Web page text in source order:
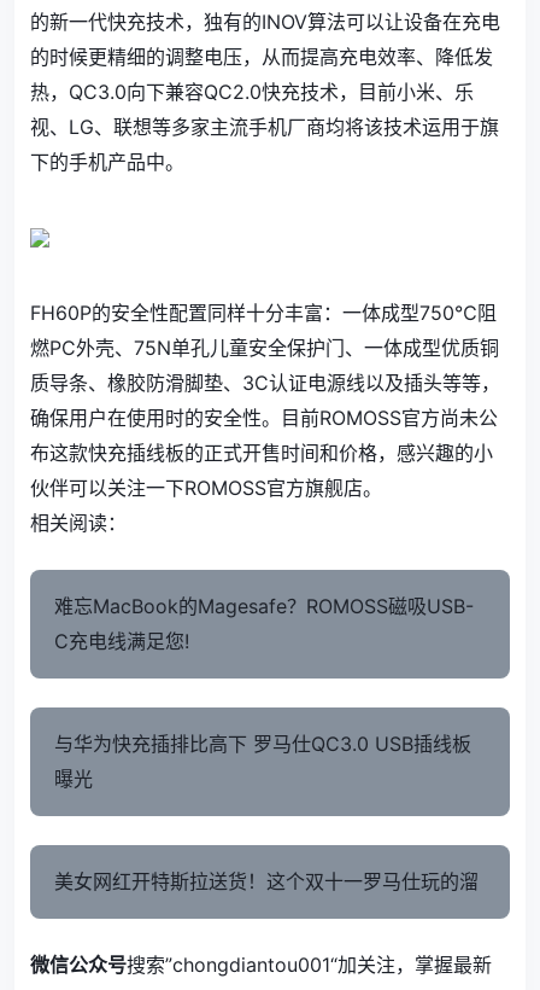
的新一代快充技术，独有的INOV算法可以让设备在充电
的时候更精细的调整电压，从而提高充电效率、降低发
热，QC3.0向下兼容QC2.0快充技术，目前小米、乐
视、LG、联想等多家主流手机厂商均将该技术运用于旗
下的手机产品中。
FH60P的安全性配置同样十分丰富：一体成型750℃阻
燃PC外壳、75N单孔儿童安全保护门、一体成型优质铜
质导条、橡胶防滑脚垫、3C认证电源线以及插头等等，
确保用户在使用时的安全性。目前ROMOSS官方尚未公
布这款快充插线板的正式开售时间和价格，感兴趣的小
伙伴可以关注一下ROMOSS官方旗舰店。
相关阅读：
难忘MacBook的Magesafe？ROMOSS磁吸USB-
C充电线满足您!
与华为快充插排比高下 罗马仕QC3.0 USB插线板
曝光
美女网红开特斯拉送货！这个双十一罗马仕玩的溜
微信公众号搜索”chongdiantou001“加关注，掌握最新